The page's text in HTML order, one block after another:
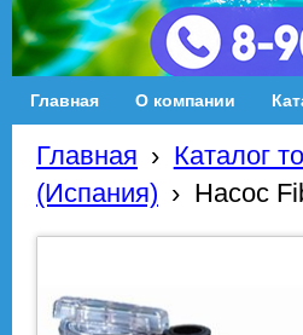
Главная О компании
Главная › Каталог
(Испания) › Насос